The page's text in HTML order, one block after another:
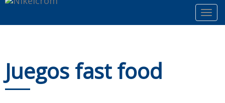
Juegos fast food